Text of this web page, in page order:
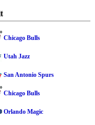
Chicago Bulls
Utah Jazz
San Antonio Spurs
Chicago Bulls
Orlando Magic